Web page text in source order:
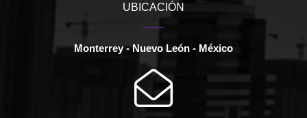
UBICACIÓN
Monterrey - Nuevo León - México